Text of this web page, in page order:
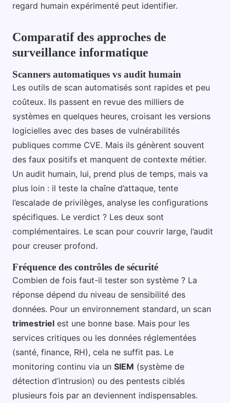
regard humain expérimenté peut identifier.
Comparatif des approches de
surveillance informatique
Scanners automatiques vs audit humain
Les outils de scan automatisés sont rapides et peu
coûteux. Ils passent en revue des milliers de
systèmes en quelques heures, croisant les versions
logicielles avec des bases de vulnérabilités
publiques comme CVE. Mais ils génèrent souvent
des faux positifs et manquent de contexte métier.
Un audit humain, lui, prend plus de temps, mais va
plus loin : il teste la chaîne d’attaque, tente
l’escalade de privilèges, analyse les configurations
spécifiques. Le verdict ? Les deux sont
complémentaires. Le scan pour couvrir large, l’audit
pour creuser profond.
Fréquence des contrôles de sécurité
Combien de fois faut-il tester son système ? La
réponse dépend du niveau de sensibilité des
données. Pour un environnement standard, un scan
trimestriel est une bonne base. Mais pour les
services critiques ou les données réglementées
(santé, finance, RH), cela ne suffit pas. Le
monitoring continu via un SIEM (système de
détection d’intrusion) ou des pentests ciblés
plusieurs fois par an deviennent indispensables.